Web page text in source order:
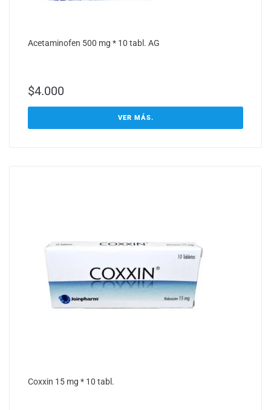
Acetaminofen 500 mg * 10 tabl. AG
$4.000
VER MÁS.
Coxxin 15 mg * 10 tabl.